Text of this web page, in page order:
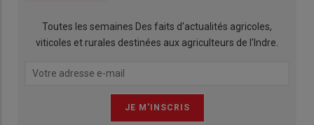
Toutes les semaines Des faits d'actualités agricoles,
viticoles et rurales destinées aux agriculteurs de l'Indre.